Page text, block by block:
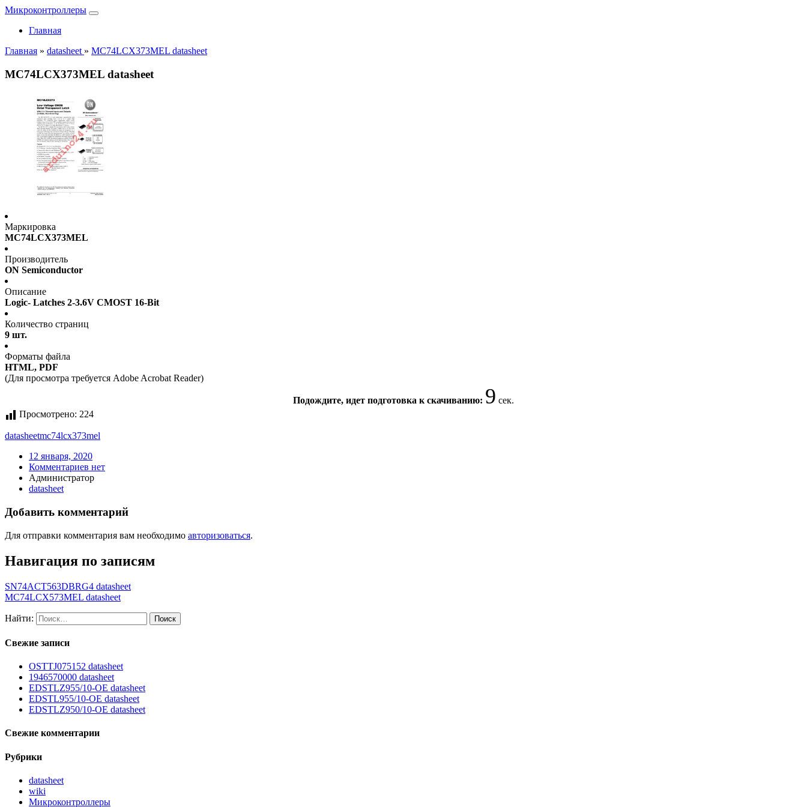
Микроконтроллеры
Главная
Главная » datasheet » MC74LCX373MEL datasheet
MC74LCX373MEL datasheet
Маркировка
MC74LCX373MEL
Производитель
ON Semiconductor
Описание
Logic- Latches 2-3.6V CMOST 16-Bit
Количество страниц
9 шт.
Форматы файла
HTML, PDF
(Для просмотра требуется Adobe Acrobat Reader)
Подождите, идет подготовка к скачиванию: 9 сек.
Просмотрено: 224
datasheetmc74lcx373mel
12 января, 2020
Комментариев нет
Администратор
datasheet
Добавить комментарий
Для отправки комментария вам необходимо авторизоваться.
Навигация по записям
SN74ACT563DBRG4 datasheet
MC74LCX573MEL datasheet
Найти:
Свежие записи
OSTTJ075152 datasheet
1946570000 datasheet
EDSTLZ955/10-OE datasheet
EDSTL955/10-OE datasheet
EDSTLZ950/10-OE datasheet
Свежие комментарии
Рубрики
datasheet
wiki
Микроконтроллеры